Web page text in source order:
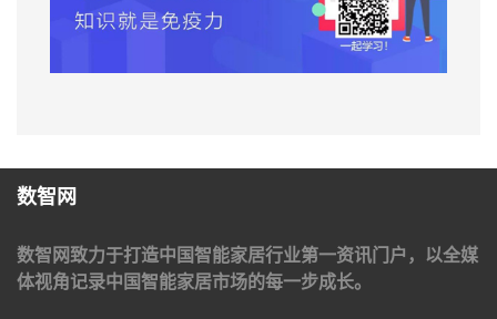
数智网
数智网致力于打造中国智能家居行业第一资讯门户，以全媒
体视角记录中国智能家居市场的每一步成长。